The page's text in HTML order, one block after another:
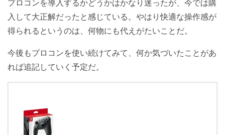
プロコンを導入するかどうかはかなり迷ったが、今では購
入して大正解だったと感じている。やはり快適な操作感が
得られるというのは、何物にも代えがたいことだ。
今後もプロコンを使い続けてみて、何か気づいたことがあ
れば追記していく予定だ。